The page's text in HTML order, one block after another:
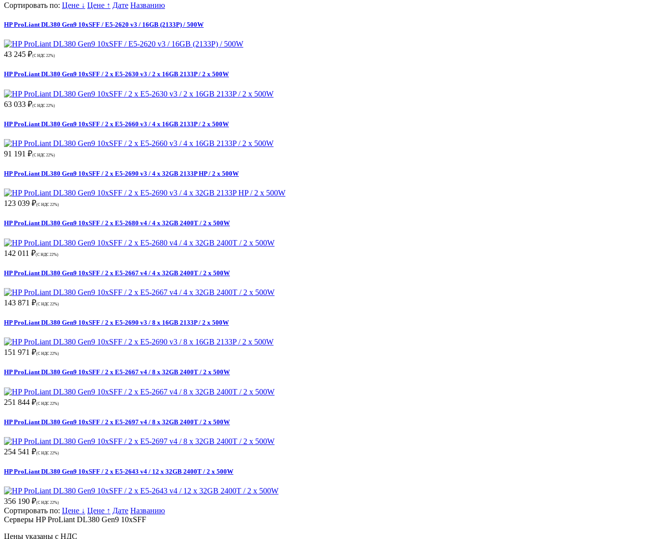
Сортировать по: Цене ↓ Цене ↑ Дате Названию
HP ProLiant DL380 Gen9 10xSFF / E5-2620 v3 / 16GB (2133P) / 500W
43 245 ₽(С НДС 22%)
HP ProLiant DL380 Gen9 10xSFF / 2 x E5-2630 v3 / 2 x 16GB 2133P / 2 x 500W
63 033 ₽(С НДС 22%)
HP ProLiant DL380 Gen9 10xSFF / 2 x E5-2660 v3 / 4 x 16GB 2133P / 2 x 500W
91 191 ₽(С НДС 22%)
HP ProLiant DL380 Gen9 10xSFF / 2 x E5-2690 v3 / 4 x 32GB 2133P HP / 2 x 500W
123 039 ₽(С НДС 22%)
HP ProLiant DL380 Gen9 10xSFF / 2 x E5-2680 v4 / 4 x 32GB 2400T / 2 x 500W
142 011 ₽(С НДС 22%)
HP ProLiant DL380 Gen9 10xSFF / 2 x E5-2667 v4 / 4 x 32GB 2400T / 2 x 500W
143 871 ₽(С НДС 22%)
HP ProLiant DL380 Gen9 10xSFF / 2 x E5-2690 v3 / 8 x 16GB 2133P / 2 x 500W
151 971 ₽(С НДС 22%)
HP ProLiant DL380 Gen9 10xSFF / 2 x E5-2667 v4 / 8 x 32GB 2400T / 2 x 500W
251 844 ₽(С НДС 22%)
HP ProLiant DL380 Gen9 10xSFF / 2 x E5-2697 v4 / 8 x 32GB 2400T / 2 x 500W
254 541 ₽(С НДС 22%)
HP ProLiant DL380 Gen9 10xSFF / 2 x E5-2643 v4 / 12 x 32GB 2400T / 2 x 500W
356 190 ₽(С НДС 22%)
Сортировать по: Цене ↓ Цене ↑ Дате Названию
Серверы HP ProLiant DL380 Gen9 10xSFF
Цены указаны с НДС